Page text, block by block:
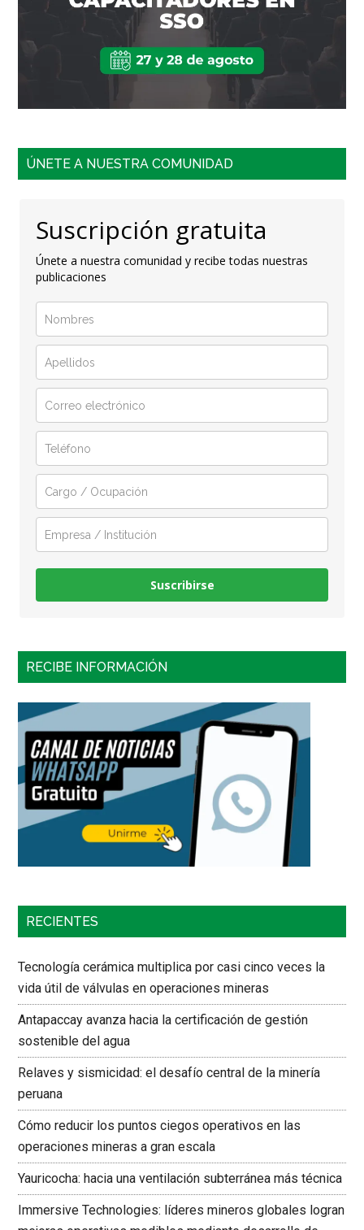
ÚNETE A NUESTRA COMUNIDAD
Suscripción gratuita
Únete a nuestra comunidad y recibe todas nuestras
publicaciones
Suscribirse
RECIBE INFORMACIÓN
RECIENTES
Tecnología cerámica multiplica por casi cinco veces la
vida útil de válvulas en operaciones mineras
Antapaccay avanza hacia la certificación de gestión
sostenible del agua
Relaves y sismicidad: el desafío central de la minería
peruana
Cómo reducir los puntos ciegos operativos en las
operaciones mineras a gran escala
Yauricocha: hacia una ventilación subterránea más técnica
Immersive Technologies: líderes mineros globales logran